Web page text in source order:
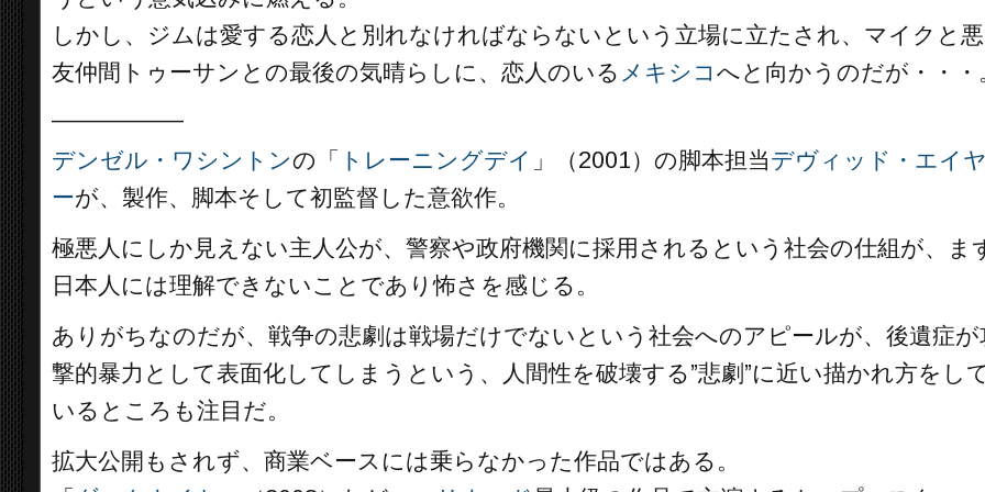
しかし、ジムは愛する恋人と別れなければならないという立場に立たされ、マイクと悪
友仲間トゥーサンとの最後の気晴らしに、恋人のいる メキシコ へと向かうのだが・・・
デンゼル・ワシントンの「 トレーニングデイ 」（2001）の脚本担当デヴィッド・エイヤ
ーが、製作、脚本そして初監督した意欲作。
極悪人にしか見えない主人公が、警察や政府機関に採用されるという社会の仕組が、ま
日本人には理解できないことであり怖さを感じる。
ありがちなのだが、戦争の悲劇は戦場だけでないという社会へのアピールが、後遺症が
撃的暴力として表面化してしまうという、人間性を破壊する”悲劇”に近い描かれ方をし
いるところも注目だ。
拡大公開もされず、商業ベースには乗らなかった作品ではある。